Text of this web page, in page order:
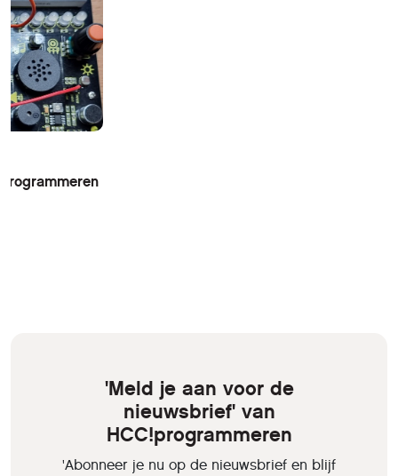
'Meld je aan voor de
nieuwsbrief' van
HCC!programmeren
'Abonneer je nu op de nieuwsbrief en blijf